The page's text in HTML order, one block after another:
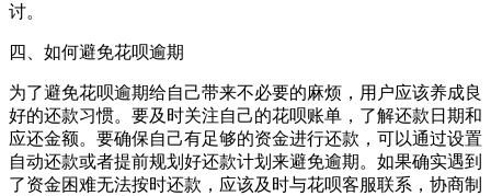
讨。
四、如何避免花呗逾期
为了避免花呗逾期给自己带来不必要的麻烦，用户应该养成良
好的还款习惯。要及时关注自己的花呗账单，了解还款日期和
应还金额。要确保自己有足够的资金进行还款，可以通过设置
自动还款或者提前规划好还款计划来避免逾期。如果确实遇到
了资金困难无法按时还款，应该及时与花呗客服联系，协商制